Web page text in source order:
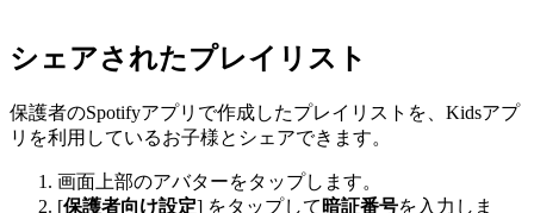
シェアされたプレイリスト
保護者のSpotifyアプリで作成したプレイリストを、Kidsアプ
リを利用しているお子様とシェアできます。
画面上部のアバターをタップします。
[保護者向け設定] をタップして 暗証番号を入力しま